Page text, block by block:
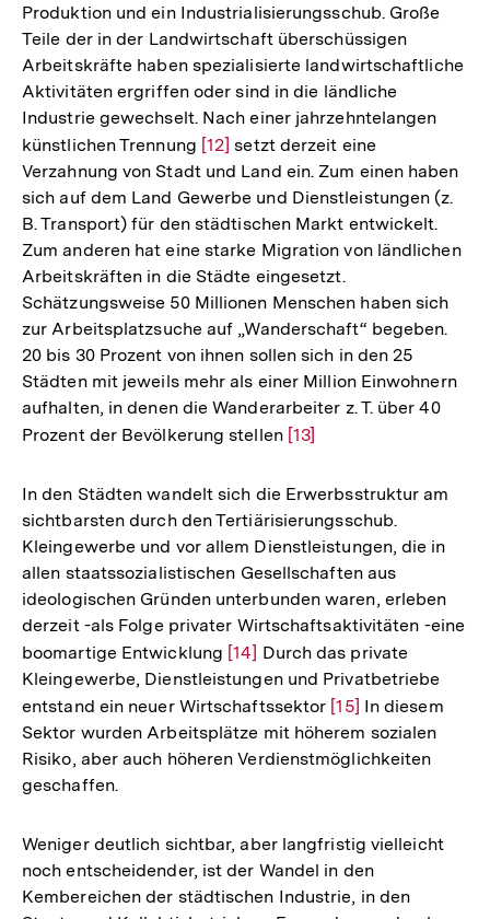
Produktion und ein Industrialisierungsschub. Große
Teile der in der Landwirtschaft überschüssigen
Arbeitskräfte haben spezialisierte landwirtschaftliche
Aktivitäten ergriffen oder sind in die ländliche
Industrie gewechselt. Nach einer jahrzehntelangen
künstlichen Trennung Zur
Auflösung
der
Fußnote
[12] setzt derzeit eine
Verzahnung von Stadt und Land ein. Zum einen haben
sich auf dem Land Gewerbe und Dienstleistungen (z.
B. Transport) für den städtischen Markt entwickelt.
Zum anderen hat eine starke Migration von ländlichen
Arbeitskräften in die Städte eingesetzt.
Schätzungsweise 50 Millionen Menschen haben sich
zur Arbeitsplatzsuche auf „Wanderschaft“ begeben.
20 bis 30 Prozent von ihnen sollen sich in den 25
Städten mit jeweils mehr als einer Million Einwohnern
aufhalten, in denen die Wanderarbeiter z. T. über 40
Prozent der Bevölkerung stellen Zur
der
Fußnote
[13]
In den Städten wandelt sich die Erwerbsstruktur am
sichtbarsten durch den Tertiärisierungsschub.
Kleingewerbe und vor allem Dienstleistungen, die in
allen staatssozialistischen Gesellschaften aus
ideologischen Gründen unterbunden waren, erleben
derzeit -als Folge privater Wirtschaftsaktivitäten -eine
boomartige Entwicklung Zur
Auflösung
der
Fußnote
[14] Durch das private
Kleingewerbe, Dienstleistungen und Privatbetriebe
entstand ein neuer Wirtschaftssektor Zur
Auflösung
der
[15] In diesem
Sektor wurden Arbeitsplätze mit höherem sozialen
Risiko, aber auch höheren Verdienstmöglichkeiten
geschaffen.
Weniger deutlich sichtbar, aber langfristig vielleicht
noch entscheidender, ist der Wandel in den
Kembereichen der städtischen Industrie, in den